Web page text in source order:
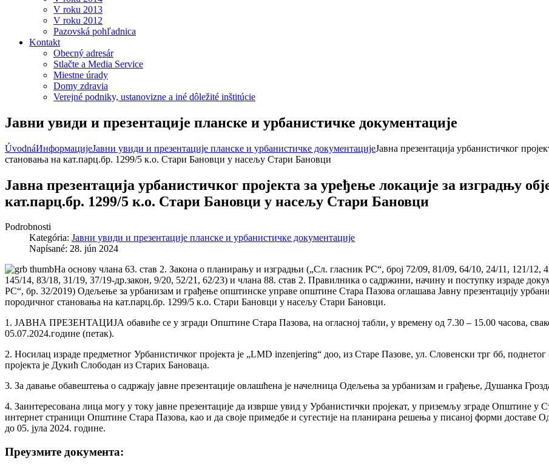
V roku 2013
V roku 2012
Pazovská pohľadnica
Kontakt
Obecný adresár
Stlačte a Media Service
Miestne úrady
Domy zdravia
Verejné podniky, ustanovizne a iné dôležité inštitúcie
Јавни увиди и презентације планске и урбанистичке документације
ÚvodnáИнформацијеЈавни увиди и презентације планске и урбанистичке документацијеЈавна презентација урбанистичког
становања на кат.парц.бр. 1299/5 к.о. Стари Бановци у насељу Стари Бановци
Јавна презентација урбанистичког пројекта за уређење локације за изградњу
кат.парц.бр. 1299/5 к.о. Стари Бановци у насељу Стари Бановци
Podrobnosti
Kategória: Јавни увиди и презентације планске и урбанистичке документације
Napísané: 28. jún 2024
На основу члана 63. став 2. Закона о планирању и изградњи („Сл. гласник РС“, број 72/09, 81/09, 64/10, 24/11, 121/
145/14, 83/18, 31/19, 37/19-др.закон, 9/20, 52/21, 62/23) и члана 88. став 2. Правилника о садржини, начину и поступку израде
РС“, бр. 32/2019) Одељење за урбанизам и грађење општинске управе општине Стара Пазова оглашава Јавну презентацију
породичног становања на кат.парц.бр. 1299/5 к.о. Стари Бановци у насељу Стари Бановци.
1. ЈАВНА ПРЕЗЕНТАЦИЈА обавиће се у згради Oпштине Стара Пазова, на огласној табли, у времену од 7.30 – 15.00 часова,
05.07.2024.године (петак).
2. Носилац израде предметног Урбанистичког пројекта је „LMD inzenjering“ доо, из Старе Пазове, ул. Словенски трг бб,
пројекта је Дукић Слободан из Старих Бановаца.
3. За давање обавештења о садржају јавне презентације овлашћена је начелница Одељења за урбанизам и грађење, Душанка
4. Заинтересована лица могу у току јавне презентације да изврше увид у Урбанистички пројекат, у приземљу зграде Општине у
интернет страници Општине Стара Пазова, као и да своје примедбе и сугестије на планирана решења у писаној форми доставе
до 05. јула 2024. године.
Преузмите документа: